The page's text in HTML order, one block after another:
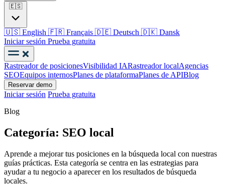
🇪🇸
🇺🇸 English 🇫🇷 Français 🇩🇪 Deutsch 🇩🇰 Dansk
Iniciar sesión Prueba gratuita
Rastreador de posicionesVisibilidad IARastreador localAgencias
SEOEquipos internosPlanes de plataformaPlanes de APIBlog
Reservar demo
Iniciar sesión Prueba gratuita
Blog
Categoría: SEO local
Aprende a mejorar tus posiciones en la búsqueda local con nuestras
guías prácticas. Esta categoría se centra en las estrategias para
ayudar a tu negocio a aparecer en los resultados de búsqueda
locales.